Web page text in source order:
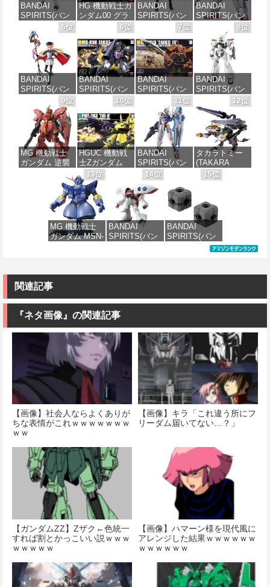
BANDAI
SPIRITS(バン
ダイ スピリッ
ツ) 30MS SIS-
J00 メルンジ
ャ[カラーA] 色
分け済みプラ
モデル
価格：¥4,200
HG 機動戦士ガ
ンダム00 グラ
ハム専用ユニ
オンフラッグ
カスタム 1/144
スケール 色分
け済みプラモ
デル
価格：¥1,850
BANDAI
SPIRITS(バン
ダイスピリッ
ツ) 30MS SIS-
H00 セスティ
エ[カラーC] 色
分け済みプラ
モデル
価格：¥4,682
BANDAI
SPIRITS(バン
ダイ スピリッ
ツ) HGAW 機
動新世紀ガン
ダムX ガンダ
ムエアマスタ
ー 1/144スケー
ル 色分け済み
プラモデル
価格：¥3,732
5位
BANDAI
SPIRITS(バン
ダイ スピリッ
ツ) 30MS
Fate/Grand
Order アルトリ
ア・キャスタ
ー 色分け済み
プラモデル
価格：¥7,800
6位
BANDAI
SPIRITS(バン
ダイ スピリッ
ツ) HGUC 機動
戦士ガンダム
ザクI(黒い三連
星仕様) 1/144
スケール 色分
け済みプラモ
デル
価格：¥2,200
7位
BANDAI
SPIRITS(バン
ダイ スピリッ
ツ) HGUC
1/144 ザクII
(ガルマ専用機)
(機動戦士ガン
ダム)
価格：¥2,880
8位
BANDAI
SPIRITS(バン
ダイ スピリッ
ツ) 機動警察パ
トレイバー
EZY RG 1/48
AV-98Plus (イ
ングラム・プ
ラス) 色分け済
みプラモデル
9位
MG 機動戦士
ガンダム 逆襲
04 サザビー
Ver.Ka 1/100ス
ケール 色分け
済みプラモデ
価格：¥15,000
10位
HGUC 機動戦
士Zガンダム
PMX-003 ジ・
オ 1/144スケー
ル 色分け済み
プラモデル
価格：¥4,300
11位
BANDAI
SPIRITS(バン
ダイ スピリッ
ツ) FULL
MECHANICS
機動戦士ガン
ダム 水星の魔
女 ガンダムエ
アリアル 1/100
スケール 色分
12位
タカラトミー
(TAKARA
TOMY) T-
SPARK
MODEL リアラ
イズモデル
ZOIDS ゾイド
RMZ-025 ライ
ガーゼロファ
ルコン (ZBF)
13位
MG 機動戦士
ガンダム MSN-
ラモデル
14位
BANDAI
SPIRITS(バン
ダム キュベレ
プラモデル
15位
BANDAI
SPIRITS(バン
ダイ スピリッ
(EXジョイント
ラモデル
関連記事
『ネタ画像』の関連記事
【画像】社会人ならよくありが
ちな表情がこれｗｗｗｗｗｗｗ
ｗｗ
【画像】キラ「これ違う所にフ
リーダム届いてない…？」
【ガンダムΖΖ】Ζザク←色統一
すれば割とかっこいい説ｗｗｗ
ｗｗｗｗｗ
【画像】ハマーン様を現代風に
アレンジした結果ｗｗｗｗｗｗ
ｗｗｗｗｗｗ